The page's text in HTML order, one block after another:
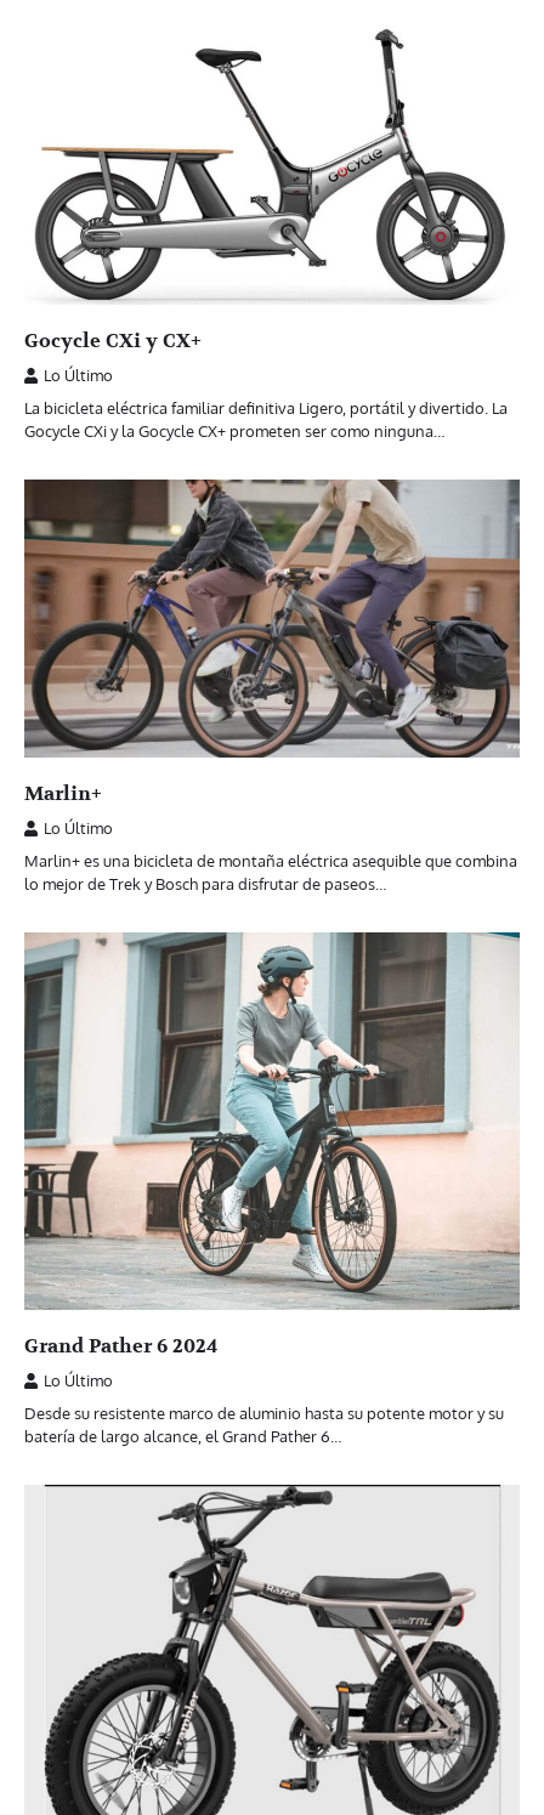
Gocycle CXi y CX+
Lo Último
La bicicleta eléctrica familiar definitiva Ligero, portátil y divertido. La
Gocycle CXi y la Gocycle CX+ prometen ser como ninguna…
Marlin+
Lo Último
Marlin+ es una bicicleta de montaña eléctrica asequible que combina
lo mejor de Trek y Bosch para disfrutar de paseos…
Grand Pather 6 2024
Lo Último
Desde su resistente marco de aluminio hasta su potente motor y su
batería de largo alcance, el Grand Pather 6…